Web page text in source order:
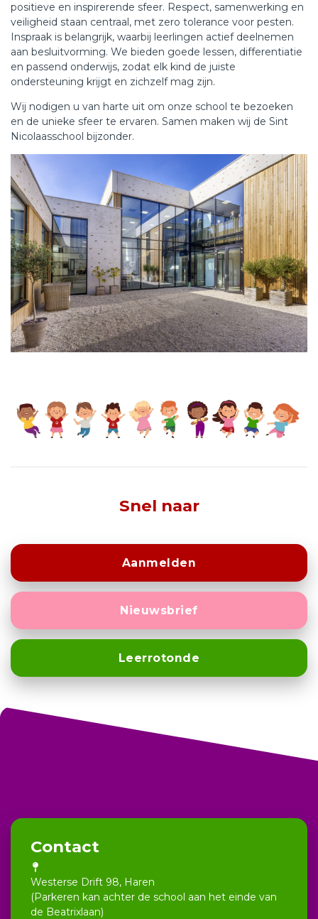
positieve en inspirerende sfeer. Respect, samenwerking en
veiligheid staan centraal, met zero tolerance voor pesten.
Inspraak is belangrijk, waarbij leerlingen actief deelnemen
aan besluitvorming. We bieden goede lessen, differentiatie
en passend onderwijs, zodat elk kind de juiste
ondersteuning krijgt en zichzelf mag zijn.
Wij nodigen u van harte uit om onze school te bezoeken
en de unieke sfeer te ervaren. Samen maken wij de Sint
Nicolaasschool bijzonder.
Snel naar
Aanmelden
Nieuwsbrief
Leerrotonde
Contact
Westerse Drift 98, Haren
(Parkeren kan achter de school aan het einde van
de Beatrixlaan)